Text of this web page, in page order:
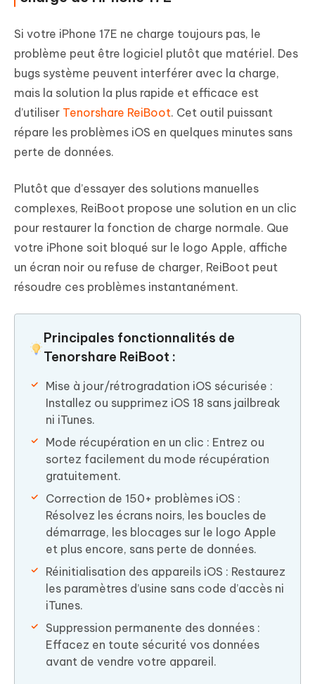
Si votre iPhone 17E ne charge toujours pas, le
problème peut être logiciel plutôt que matériel. Des
bugs système peuvent interférer avec la charge,
mais la solution la plus rapide et efficace est
d’utiliser Tenorshare ReiBoot. Cet outil puissant
répare les problèmes iOS en quelques minutes sans
perte de données.
Plutôt que d’essayer des solutions manuelles
complexes, ReiBoot propose une solution en un clic
pour restaurer la fonction de charge normale. Que
votre iPhone soit bloqué sur le logo Apple, affiche
un écran noir ou refuse de charger, ReiBoot peut
résoudre ces problèmes instantanément.
Principales fonctionnalités de
Tenorshare ReiBoot :
Mise à jour/rétrogradation iOS sécurisée :
Installez ou supprimez iOS 18 sans jailbreak
ni iTunes.
Mode récupération en un clic : Entrez ou
sortez facilement du mode récupération
gratuitement.
Correction de 150+ problèmes iOS :
Résolvez les écrans noirs, les boucles de
démarrage, les blocages sur le logo Apple
et plus encore, sans perte de données.
Réinitialisation des appareils iOS : Restaurez
les paramètres d’usine sans code d’accès ni
iTunes.
Suppression permanente des données :
Effacez en toute sécurité vos données
avant de vendre votre appareil.